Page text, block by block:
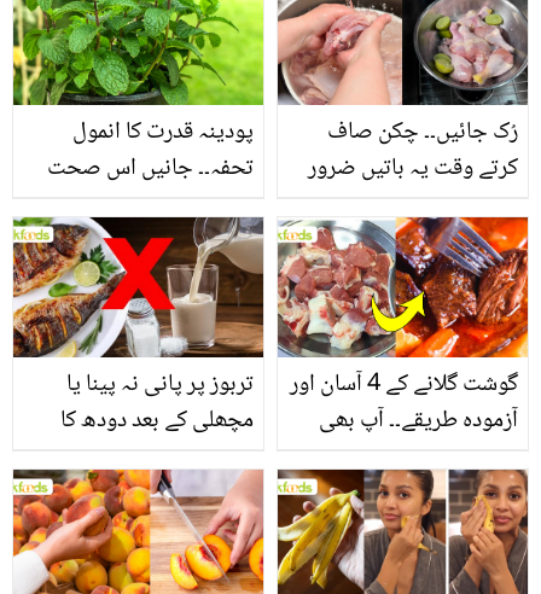
سے بھرپور اس سبزی کے
فائدے
پودینہ قدرت کا انمول
تحفہ۔۔ جانیں اس صحت
انگیز طبی فوائد
رُک جائیں۔۔ چکن صاف
کرتے وقت یہ باتیں ضرور
تربوز پر پانی نہ پینا یا
مچھلی کے بعد دودھ کا
سے متعلق غلط فہمیوں کی
حقیقت کیا ہے اور افواہ
کیا؟
گوشت گلانے کے 4 آسان اور
آزمودہ طریقے۔۔ آپ بھی
بتائے راز